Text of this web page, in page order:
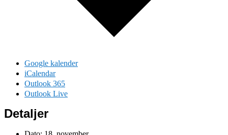
Google kalender
iCalendar
Outlook 365
Outlook Live
Detaljer